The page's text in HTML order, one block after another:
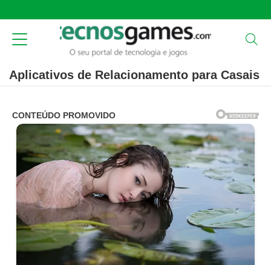
Aplicativos de Relacionamento para Casais